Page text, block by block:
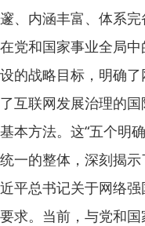
邃、内涵丰富、体系
在党和国家事业全局
设的战略目标，明确
了互联网发展治理的
基本方法。这“五个明
统一的整体，深刻揭
近平总书记关于网络
要求。当前，与党和